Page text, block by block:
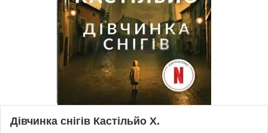
Дівчинка снігів Кастільйо Х.